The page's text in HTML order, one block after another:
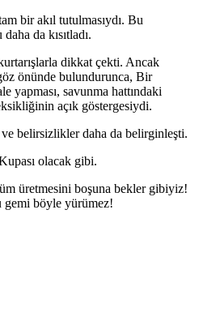
bir akıl tutulmasıydı. Bu
da kısıtladı.
dikkat çekti. Ancak
önünde bulundurunca, Bir
yapması, savunma hattındaki
açık göstergesiydi.
ve belirsizlikler daha da belirginleşti.
olacak gibi.
üretmesini boşuna bekler gibiyiz!
gemi böyle yürümez!